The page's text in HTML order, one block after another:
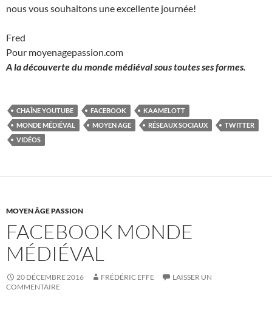
nous vous souhaitons une excellente journée!
Fred
Pour moyenagepassion.com
A la découverte du monde médiéval sous toutes ses formes.
CHAÎNE YOUTUBE FACEBOOK
KAAMELOTT
MONDE MÉDIÉVAL
MOYEN AGE RÉSEAUX SOCIAUX
TWITTER
VIDÉOS
MOYEN ÂGE PASSION
FACEBOOK MONDE
MÉDIÉVAL
20 DÉCEMBRE 2016 FRÉDÉRIC EFFE
LAISSER UN
COMMENTAIRE